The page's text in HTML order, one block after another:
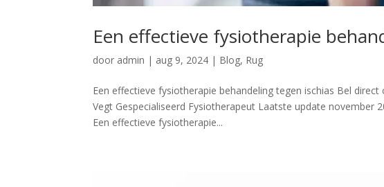
Een effectieve fysiotherapie
door admin | aug 9, 2024 | Blog, Rug
Een effectieve fysiotherapie behandeling tegen ischias Bel
Vegt Gespecialiseerd Fysiotherapeut Laatste update
Een effectieve fysiotherapie...